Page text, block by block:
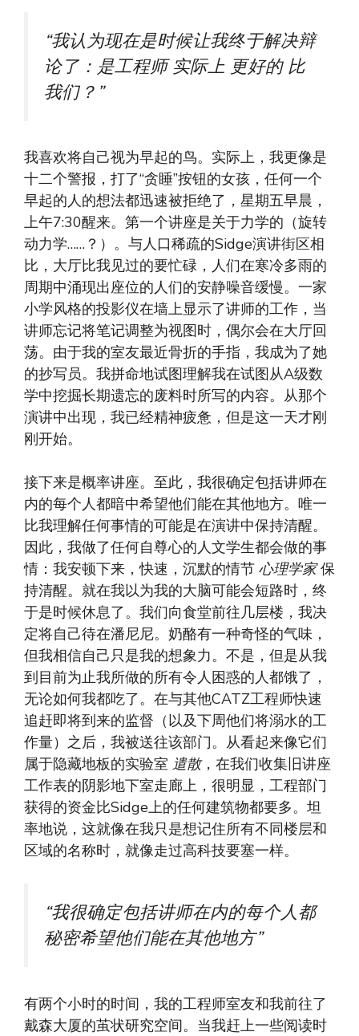
“我认为现在是时候让我终于解决辩
论了：是工程师实际上 更好的 比
我们？”
我喜欢将自己视为早起的鸟。实际上，我更像是
十二个警报，打了“贪睡”按钮的女孩，任何一个
早起的人的想法都迅速被拒绝了，星期五早晨，
上午7:30醒来。第一个讲座是关于力学的（旋转
动力学……？）。与人口稀疏的Sidge演讲街区相
比，大厅比我见过的要忙碌，人们在寒冷多雨的
周期中涌现出座位的人们的安静噪音缓慢。一家
小学风格的投影仪在墙上显示了讲师的工作，当
讲师忘记将笔记调整为视图时，偶尔会在大厅回
荡。由于我的室友最近骨折的手指，我成为了她
的抄写员。我拼命地试图理解我在试图从A级数
学中挖掘长期遗忘的废料时所写的内容。从那个
演讲中出现，我已经精神疲惫，但是这一天才刚
刚开始。
接下来是概率讲座。至此，我很确定包括讲师在
内的每个人都暗中希望他们能在其他地方。唯一
比我理解任何事情的可能是在演讲中保持清醒。
因此，我做了任何自尊心的人文学生都会做的事
情：我安顿下来，快速，沉默的情节 心理学家保
持清醒。就在我以为我的大脑可能会短路时，终
于是时候休息了。我们向食堂前往几层楼，我决
定将自己待在潘尼尼。奶酪有一种奇怪的气味，
但我相信自己只是我的想象力。不是，但是从我
到目前为止我所做的所有令人困惑的人都饿了，
无论如何我都吃了。在与其他CATZ工程师快速
追赶即将到来的监督（以及下周他们将溺水的工
作量）之后，我被送往该部门。从看起来像它们
属于隐藏地板的实验室 遣散，在我们收集旧讲座
工作表的阴影地下室走廊上，很明显，工程部门
获得的资金比Sidge上的任何建筑物都要多。坦
率地说，这就像在我只是想记住所有不同楼层和
区域的名称时，就像走过高科技要塞一样。
“我很确定包括讲师在内的每个人都
秘密希望他们能在其他地方”
有两个小时的时间，我的工程师室友和我前往了
戴森大厦的茧状研究空间。当我赶上一些阅读时